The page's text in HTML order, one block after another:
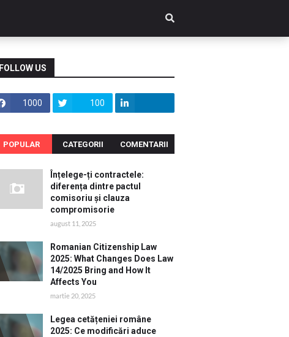
FOLLOW US
1000 100
POPULAR CATEGORII COMENTARII
Înțelege-ți contractele:
diferența dintre pactul
comisoriu și clauza
compromisorie
august 11, 2025
Romanian Citizenship Law
2025: What Changes Does Law
14/2025 Bring and How It
Affects You
martie 20, 2025
Legea cetățeniei române
2025: Ce modificări aduce